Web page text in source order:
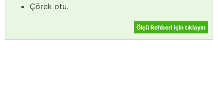
Çörek otu.
Ölçü Rehberi için tıklayın